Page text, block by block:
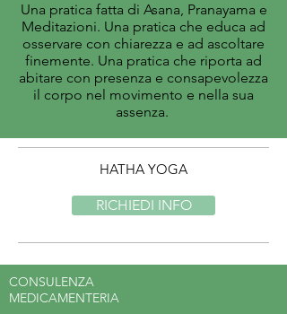
Una pratica fatta di Asana, Pranayama e
Meditazioni. Una pratica che educa ad
osservare con chiarezza e ad ascoltare
finemente. Una pratica che riporta ad
abitare con presenza e consapevolezza
il corpo nel movimento e nella sua
assenza.
HATHA YOGA
RICHIEDI INFO
CONSULENZA
MEDICAMENTERIA